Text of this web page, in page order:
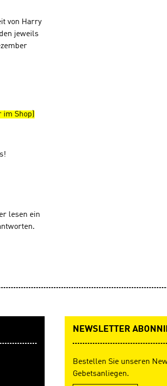
von Harry
jeweils
im Shop)
lesen ein
NEWSLETTER
Bestellen Sie unseren
Gebetsanliegen.